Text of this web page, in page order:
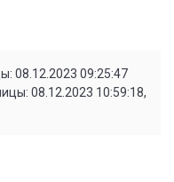
08.12.2023 09:25:47
08.12.2023 10:59:18,